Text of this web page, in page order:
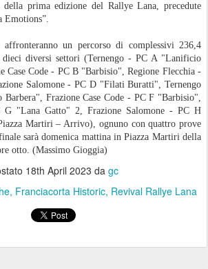
della prima edizione del Rallye Lana, precedute
Emotions”.
un percorso di complessivi 236,4
diversi settori (Ternengo - PC A "Lanificio
Case Code - PC B "Barbisio", Regione Flecchia -
Salomone - PC D "Filati Buratti", Ternengo
Frazione Case Code - PC F "Barbisio",
G "Lana Gatto" 2, Frazione Salomone - PC H
Martiri – Arrivo), ognuno con quattro prove
sarà domenica mattina in Piazza Martiri della
otto. (Massimo Gioggia)
18th April 2023 da gc
Franciacorta Historic Revival Rallye Lana